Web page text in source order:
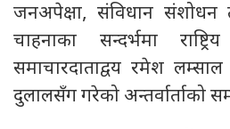
जनअपेक्षा, संविधान संशोधन
चाहनाका सन्दर्भमा
समाचारदाताद्वय रमेश
दुलालसँग गरेको अन्तर्वार्ताको